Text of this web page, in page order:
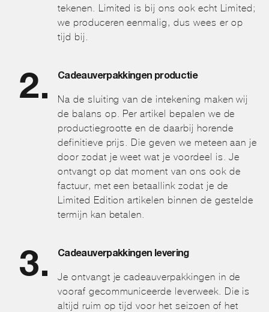
tekenen. Limited is bij ons ook echt Limited;
we produceren eenmalig, dus wees er op
tijd bij.
Cadeauverpakkingen productie
Na de sluiting van de intekening maken wij
de balans op. Per artikel bepalen we de
productiegrootte en de daarbij horende
definitieve prijs. Die geven we meteen aan je
door zodat je weet wat je voordeel is. Je
ontvangt op dat moment van ons ook de
factuur, met een betaallink zodat je de
Limited Edition artikelen binnen de gestelde
termijn kan betalen.
Cadeauverpakkingen levering
Je ontvangt je cadeauverpakkingen in de
vooraf gecommuniceerde leverweek. Die is
altijd ruim op tijd voor het seizoen of het